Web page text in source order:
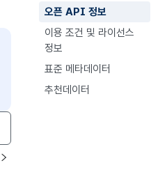
오픈 API 정보
이용 조건 및 라이선스
정보
표준 메타데이터
추천데이터